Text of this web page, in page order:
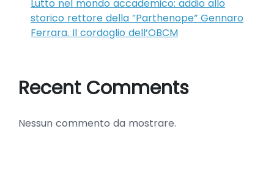
Lutto nel mondo accademico: addio allo
storico rettore della “Parthenope” Gennaro
Ferrara. Il cordoglio dell’OBCM
Recent Comments
Nessun commento da mostrare.